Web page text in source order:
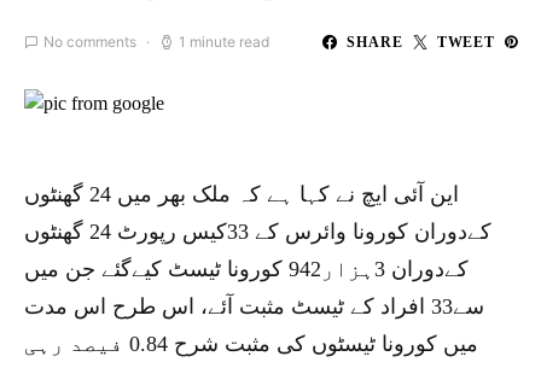
No comments 1 minute read SHARE TWEET
این آئی ایچ نے کہا ہے کہ ملک بھر میں 24 گھنٹوں
کےدوران کورونا وائرس کے 33کیس رپورٹ 24 گھنٹوں
کےدوران 3ہزار942 کورونا ٹیسٹ کیےگئے جن میں
سے33 افراد کے ٹیسٹ مثبت آئے، اس طرح اس مدت
میں کورونا ٹیسٹوں کی مثبت شرح 0.84 فیصد رہی